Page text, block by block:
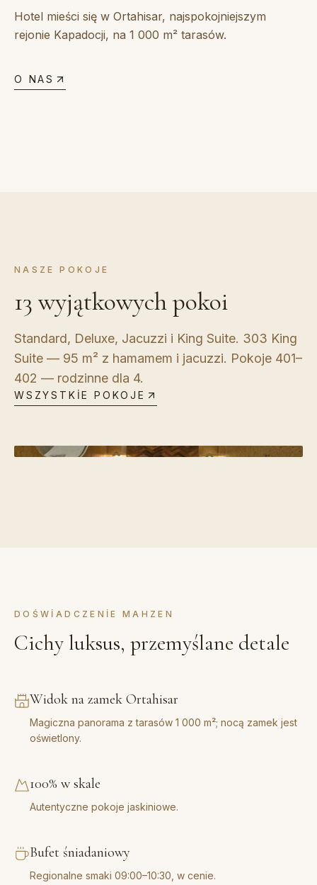
Hotel mieści się w Ortahisar, najspokojniejszym
rejonie Kapadocji, na 1 000 m² tarasów.
O NAS
NASZE POKOJE
13 wyjątkowych pokoi
Standard, Deluxe, Jacuzzi i King Suite. 303 King
Suite — 95 m² z hamamem i jacuzzi. Pokoje 401–
402 — rodzinne dla 4.
WSZYSTKIE POKOJE
Apartament King
PIĘTRO 1·102
Apartament Deluxe
(Jacuzzi)
Szczegóły Szczegóły
PIĘTRO 3 · 301
Szczegóły Szczegóły
DOŚWIADCZENIE MAHZEN
Cichy luksus, przemyślane detale
Widok na zamek Ortahisar
Magiczna panorama z tarasów 1 000 m²; nocą zamek jest
oświetlony.
100% w skale
Autentyczne pokoje jaskiniowe.
Bufet śniadaniowy
Regionalne smaki 09:00–10:30, w cenie.